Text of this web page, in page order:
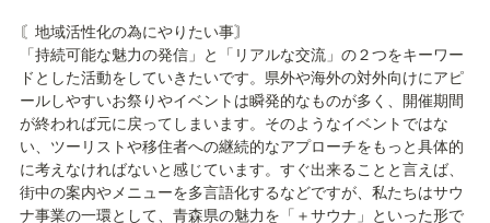
〘地域活性化の為にやりたい事〙
「持続可能な魅力の発信」と「リアルな交流」の２つをキーワー
ドとした活動をしていきたいです。県外や海外の対外向けにアピ
ールしやすいお祭りやイベントは瞬発的なものが多く、開催期間
が終われば元に戻ってしまいます。そのようなイベントではな
い、ツーリストや移住者への継続的なアプローチをもっと具体的
に考えなければないと感じています。すぐ出来ることと言えば、
街中の案内やメニューを多言語化するなどですが、私たちはサウ
ナ事業の一環として、青森県の魅力を「＋サウナ」といった形で